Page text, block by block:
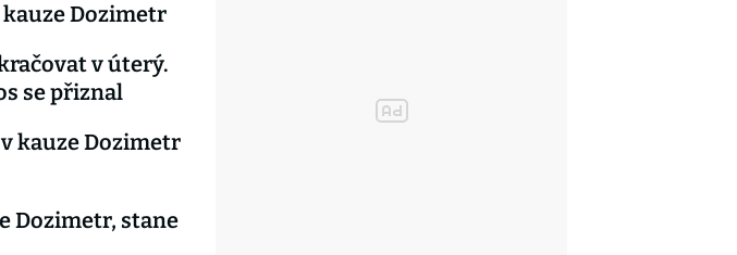
Dozimetr
v úterý.
se přiznal
kauze Dozimetr
Dozimetr, stane